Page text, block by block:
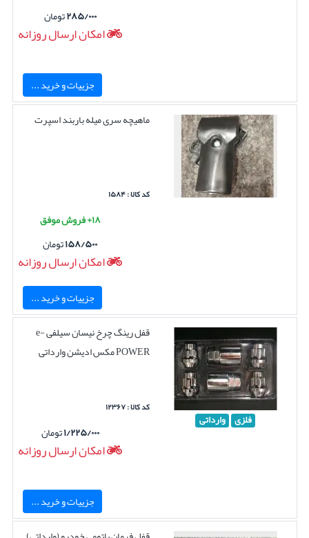
۲۸۵/۰۰۰تومان
امکان ارسال روزانه
جزییات و خرید ...
ماهیچه سری میله باربند اسپرت
کد کالا : ۱۵۸۴
۱۸+ فروش موفق
۱۵۸/۵۰۰تومان
امکان ارسال روزانه
جزییات و خرید ...
فلزی وارداتی
قفل رینگ چرخ نیسان سیلفی e-
POWER مکس ادیشن وارداتی
کد کالا : ۱۲۳۶۷
۱/۲۲۵/۰۰۰تومان
امکان ارسال روزانه
جزییات و خرید ...